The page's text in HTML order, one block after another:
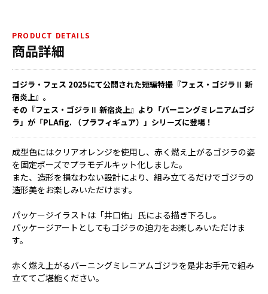
PRODUCT DETAILS
商品詳細
ゴジラ・フェス 2025にて公開された短編特撮『フェス・ゴジラⅡ 新
宿炎上』。
その『フェス・ゴジラⅡ 新宿炎上』より「バーニングミレニアムゴジ
ラ」が「PLAfig. （プラフィギュア）」シリーズに登場！
成型色にはクリアオレンジを使用し、赤く燃え上がるゴジラの姿
を固定ポーズでプラモデルキット化しました。
また、造形を損なわない設計により、組み立てるだけでゴジラの
造形美をお楽しみいただけます。
パッケージイラストは「井口佑」氏による描き下ろし。
パッケージアートとしてもゴジラの迫力をお楽しみいただけま
す。
赤く燃え上がるバーニングミレニアムゴジラを是非お手元で組み
立ててご堪能ください。